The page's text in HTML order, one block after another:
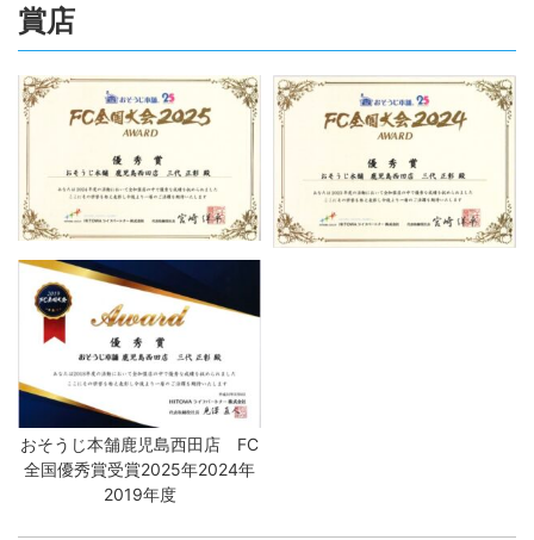
賞店
おそうじ本舗鹿児島西田店 FC
全国優秀賞受賞2025年2024年
2019年度